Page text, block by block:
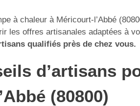
à chaleur à Méricourt-l’Abbé
les offres artisanales adaptées à
qualifiés près de chez vous.
d’artisans
(80800)